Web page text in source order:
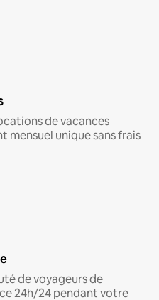
de vacances
mensuel unique sans frais
de voyageurs de
24h/24 pendant votre